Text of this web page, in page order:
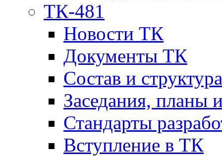
ТК-481
Новости ТК
Документы ТК
Cостав и
Заседания, планы
Стандарты
Вступление в ТК